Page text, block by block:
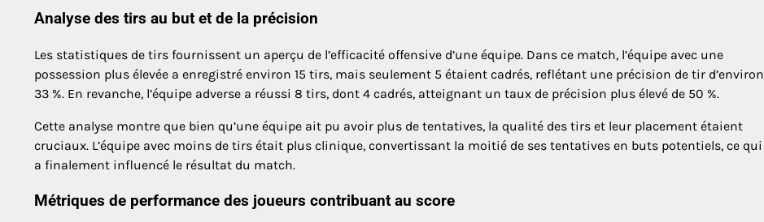
Analyse des tirs au but et de la précision
Les statistiques de tirs fournissent un aperçu de l’efficacité offensive d’une équipe. Dans ce match, l’équipe avec une
possession plus élevée a enregistré environ 15 tirs, mais seulement 5 étaient cadrés, reflétant une précision de tir d’environ
33 %. En revanche, l’équipe adverse a réussi 8 tirs, dont 4 cadrés, atteignant un taux de précision plus élevé de 50 %.
Cette analyse montre que bien qu’une équipe ait pu avoir plus de tentatives, la qualité des tirs et leur placement étaient
cruciaux. L’équipe avec moins de tirs était plus clinique, convertissant la moitié de ses tentatives en buts potentiels, ce qui
a finalement influencé le résultat du match.
Métriques de performance des joueurs contribuant au score